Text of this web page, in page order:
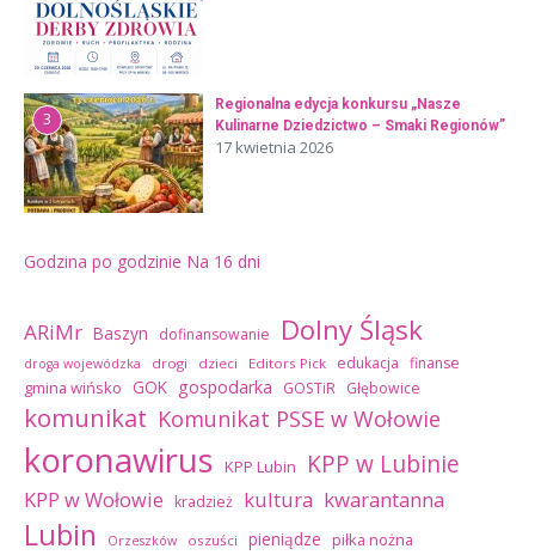
3
Regionalna edycja konkursu „Nasze
Kulinarne Dziedzictwo – Smaki Regionów”
17 kwietnia 2026
Godzina po godzinie Na 16 dni
ARiMr Baszyn dofinansowanie Dolny Śląsk
droga wojewódzka drogi dzieci Editors Pick edukacja finanse
gmina wińsko GOK gospodarka GOSTiR Głębowice
komunikat Komunikat PSSE w Wołowie
koronawirus KPP Lubin KPP w Lubinie
KPP w Wołowie kradzież kultura kwarantanna
Lubin Orzeszków oszuści pieniądze piłka nożna